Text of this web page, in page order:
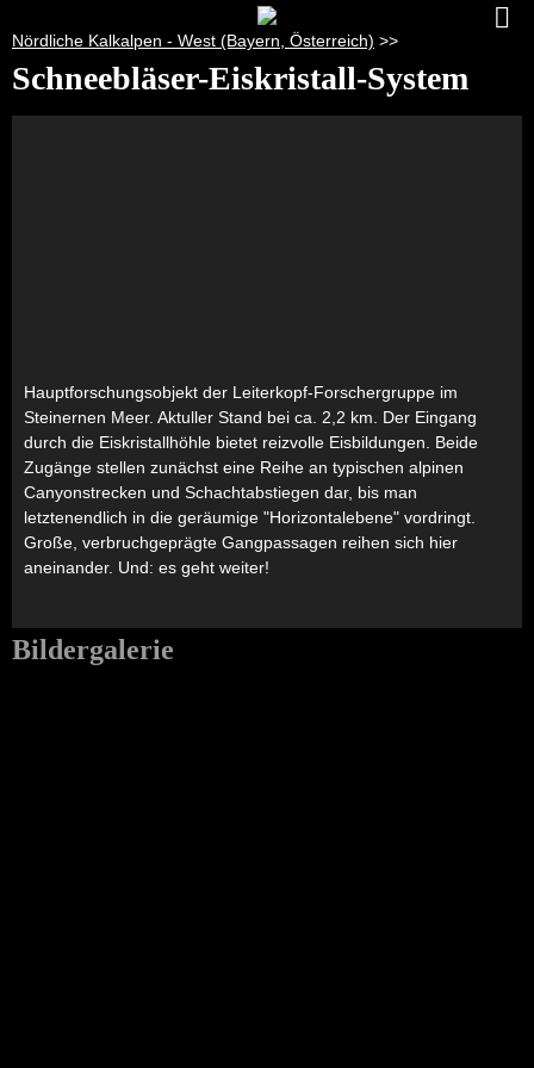
Nördliche Kalkalpen - West (Bayern, Österreich) >>
Schneebläser-Eiskristall-System
Hauptforschungsobjekt der Leiterkopf-Forschergruppe im
Steinernen Meer. Aktuller Stand bei ca. 2,2 km. Der Eingang
durch die Eiskristallhöhle bietet reizvolle Eisbildungen. Beide
Zugänge stellen zunächst eine Reihe an typischen alpinen
Canyonstrecken und Schachtabstiegen dar, bis man
letztenendlich in die geräumige "Horizontalebene" vordringt.
Große, verbruchgeprägte Gangpassagen reihen sich hier
aneinander. Und: es geht weiter!
Bildergalerie